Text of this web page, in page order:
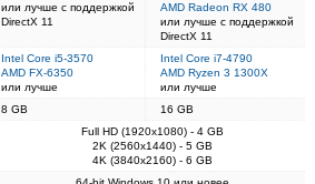
или лучше с поддержкой
DirectX 11
AMD Radeon RX 480
или лучше с поддержкой
DirectX 11
Intel Core i5-3570
AMD FX-6350
или лучше
Intel Core i7-4790
AMD Ryzen 3 1300X
или лучше
8 GB
16 GB
Full HD (1920x1080) - 4 GB
2K (2560x1440) - 5 GB
4K (3840x2160) - 6 GB